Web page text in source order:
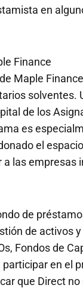
en
Finance
Maple
solventes.
de los
es
el
las empresas
de
de activos
Fondos de
en el
que Direct